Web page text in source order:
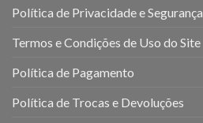
Política de Privacidade e Segurança
Termos e Condições de Uso do Site
Política de Pagamento
Política de Trocas e Devoluções